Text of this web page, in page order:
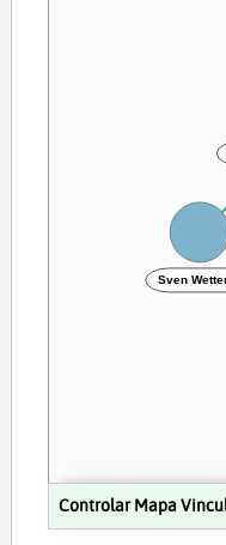
Controlar Mapa
Sven